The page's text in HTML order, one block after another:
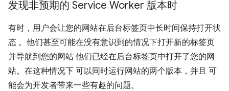
发现非预期的 Service Worker 版本时
有时，用户会让您的网站在后台标签页中长时间保持打开状
态 。他们甚至可能在没有意识到的情况下打开新的标签页
并导航到您的网站 他们已经在后台标签页中打开了您的网
站。在这种情况下 可以同时运行网站的两个版本，并且 可
能会为开发者带来一些有趣的问题。